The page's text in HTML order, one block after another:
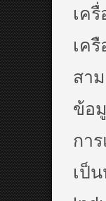
เค
เค
สา
ข้อ
กา
เป็